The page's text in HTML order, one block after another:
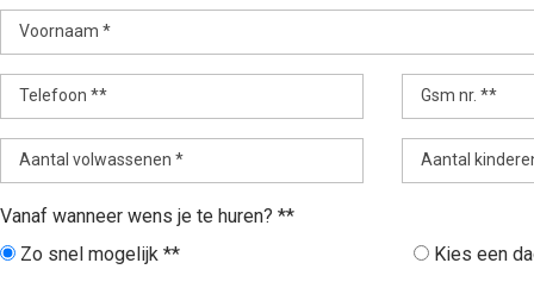
Voornaam *
Telefoon ** Gsm nr. **
Aantal volwassenen * Aantal
Vanaf wanneer wens je te huren? **
Zo snel mogelijk **
Kies een